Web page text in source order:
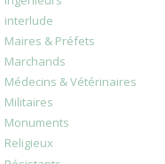
interlude
Maires & Préfets
Marchands
Médecins & Vétérinaires
Militaires
Monuments
Religieux